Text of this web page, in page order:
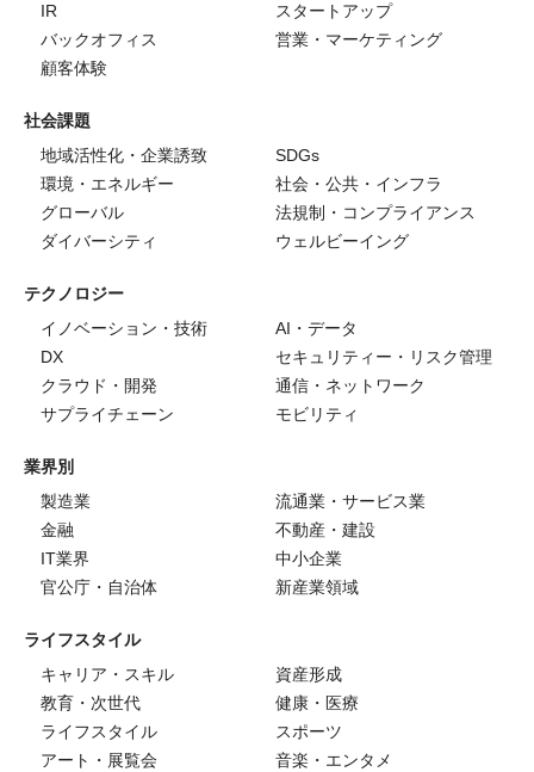
IR
スタートアップ
バックオフィス
営業・マーケティング
顧客体験
社会課題
地域活性化・企業誘致
SDGs
環境・エネルギー
社会・公共・インフラ
グローバル
法規制・コンプライアンス
ダイバーシティ
ウェルビーイング
テクノロジー
イノベーション・技術
AI・データ
DX
セキュリティー・リスク管理
クラウド・開発
通信・ネットワーク
サプライチェーン
モビリティ
業界別
製造業
流通業・サービス業
金融
不動産・建設
IT業界
中小企業
官公庁・自治体
新産業領域
ライフスタイル
キャリア・スキル
資産形成
教育・次世代
健康・医療
ライフスタイル
スポーツ
アート・展覧会
音楽・エンタメ